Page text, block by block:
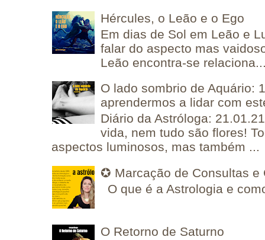
Hércules, o Leão e o Ego
Em dias de Sol em Leão e
falar do aspecto mas
Leão encontra-se
O lado sombrio de Aquário:
aprendermos a lidar com
Diário da Astróloga:
vida, nem tudo são flores!
aspectos luminosos, mas também ...
✪ Marcação de Consultas e
O que é a Astrologia e
O Retorno de Saturno